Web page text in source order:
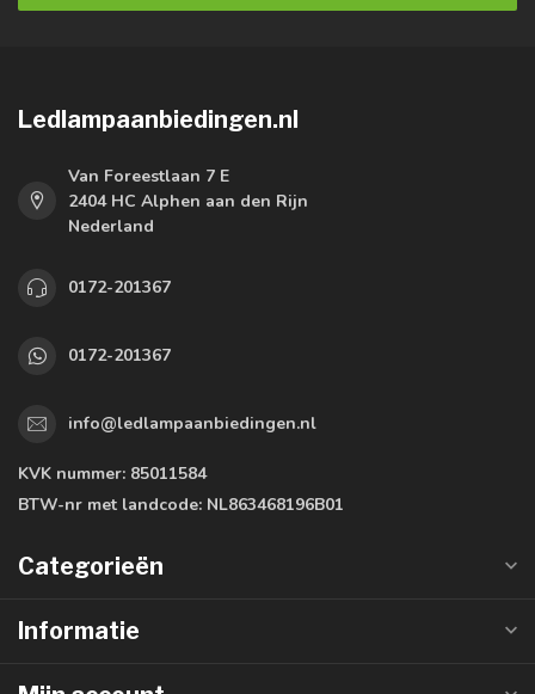
Ledlampaanbiedingen.nl
Van Foreestlaan 7 E
2404 HC Alphen aan den Rijn
Nederland
0172-201367
0172-201367
info@ledlampaanbiedingen.nl
KVK nummer: 85011584
BTW-nr met landcode: NL863468196B01
Categorieën
Informatie